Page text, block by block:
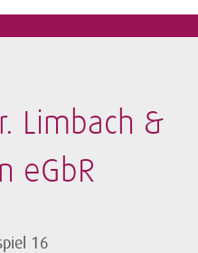
Limbach &
eGbR
16